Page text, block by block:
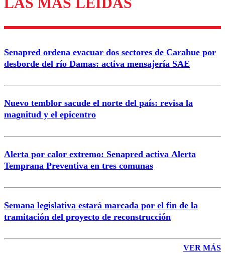
diálogo respetuoso.
Correo
Senapred ordena evacuar dos sectores de Carahue por
desborde del río Damas: activa mensajería SAE
Nuevo temblor sacude el norte del país: revisa la
magnitud y el epicentro
Alerta por calor extremo: Senapred activa Alerta
Temprana Preventiva en tres comunas
Semana legislativa estará marcada por el fin de la
tramitación del proyecto de reconstrucción
VER MÁS